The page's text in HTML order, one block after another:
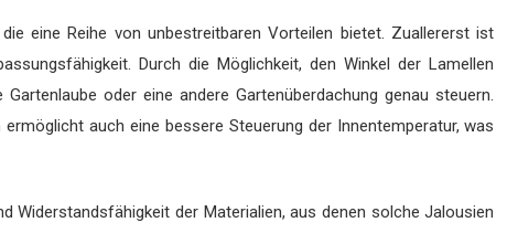
eine Reihe von unbestreitbaren Vorteilen bietet. Zuallererst ist
Durch die Möglichkeit, den Winkel der Lamellen
oder eine andere Gartenüberdachung genau steuern.
auch eine bessere Steuerung der Innentemperatur, was
Widerstandsfähigkeit der Materialien, aus denen solche Jalousien